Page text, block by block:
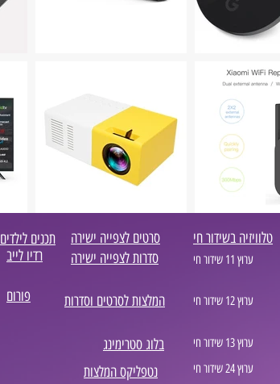
תכנים לילדים
רדיו לייב
סרטים לצפייה ישירה
סדרות לצפייה ישירה
פורום המלצות לסרטים וסדרות
בלוג סטרימינג
נטפליקס המלצות
טלוויזיה בשידור חי
ערוץ 11 שידור חי
ערוץ 12 שידור חי
ערוץ 13 שידור חי
ערוץ 24 שידור חי